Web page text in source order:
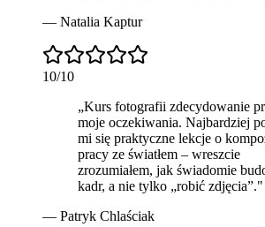
— Natalia Kaptur
10/10
„Kurs fotografii zdecydowanie
moje oczekiwania. Najbardziej
mi się praktyczne lekcje o
pracy ze światłem – wreszcie
zrozumiałem, jak świadomie
kadr, a nie tylko „robić zdjęcia”."
— Patryk Chlaściak